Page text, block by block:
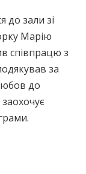
до зали зі
Марію
співпрацю з
за
до